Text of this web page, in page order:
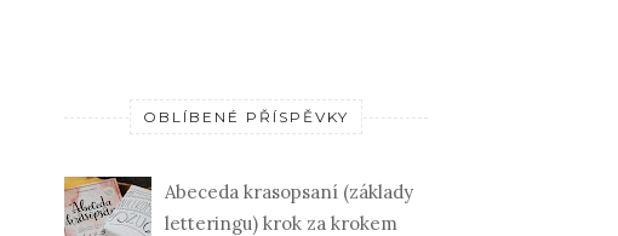
OBLÍBENÉ PŘÍSPĚVKY
Abeceda krasopsaní (základy
letteringu) krok za krokem